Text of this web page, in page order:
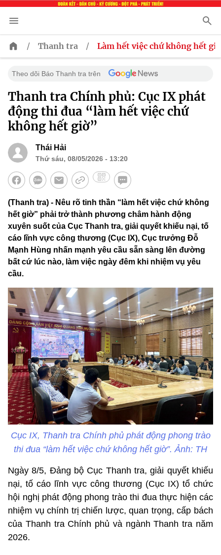
/ Thanh tra / Làm hết việc chứ không hết giờ
Theo dõi Báo Thanh tra trên
Thanh tra Chính phủ: Cục IX phát
động thi đua “làm hết việc chứ
không hết giờ”
Thái Hải
Thứ sáu, 08/05/2026 - 13:20
(Thanh tra) - Nêu rõ tinh thần “làm hết việc chứ không
hết giờ” phải trở thành phương châm hành động
xuyên suốt của Cục Thanh tra, giải quyết khiếu nại, tố
cáo lĩnh vực công thương (Cục IX), Cục trưởng Đỗ
Mạnh Hùng nhấn mạnh yêu cầu sẵn sàng lên đường
bất cứ lúc nào, làm việc ngày đêm khi nhiệm vụ yêu
cầu.
Cục IX, Thanh tra Chính phủ phát động phong trào
thi đua “làm hết việc chứ không hết giờ”. Ảnh: TH
Ngày 8/5, Đảng bộ Cục Thanh tra, giải quyết khiếu
nại, tố cáo lĩnh vực công thương (Cục IX) tổ chức
hội nghị phát động phong trào thi đua thực hiện các
nhiệm vụ chính trị chiến lược, quan trọng, cấp bách
của Thanh tra Chính phủ và ngành Thanh tra năm
2026.